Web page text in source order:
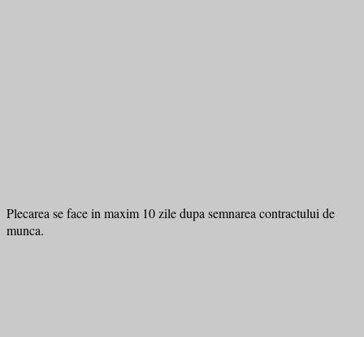
Plecarea se face in maxim 10 zile dupa semnarea contractului de
munca.